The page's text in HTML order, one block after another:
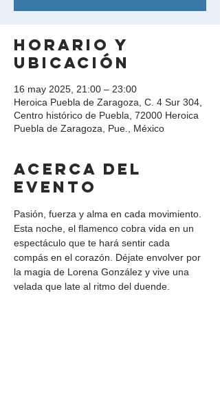
Horario y
ubicación
16 may 2025, 21:00 – 23:00
Heroica Puebla de Zaragoza, C. 4 Sur 304,
Centro histórico de Puebla, 72000 Heroica
Puebla de Zaragoza, Pue., México
Acerca del
evento
Pasión, fuerza y alma en cada movimiento.
Esta noche, el flamenco cobra vida en un
espectáculo que te hará sentir cada
compás en el corazón. Déjate envolver por
la magia de Lorena González y vive una
velada que late al ritmo del duende.